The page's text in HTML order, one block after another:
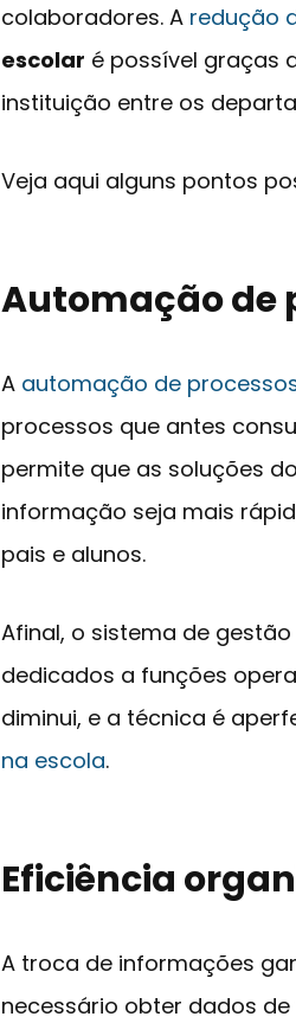
colaboradores. A redução
escolar é possível graças
instituição entre os
Veja aqui alguns pontos
Automação de
A automação de
processos que antes
permite que as soluções
informação seja mais
pais e alunos.
Afinal, o sistema de
dedicados a funções
diminui, e a técnica é
na escola.
Eficiência
A troca de informações
necessário obter dados